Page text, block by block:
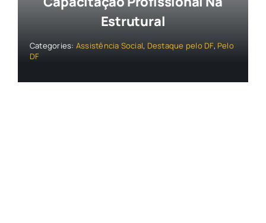
Estrutural
Categories: Assistência Social, Destaque pelo DF, Pelo
DF